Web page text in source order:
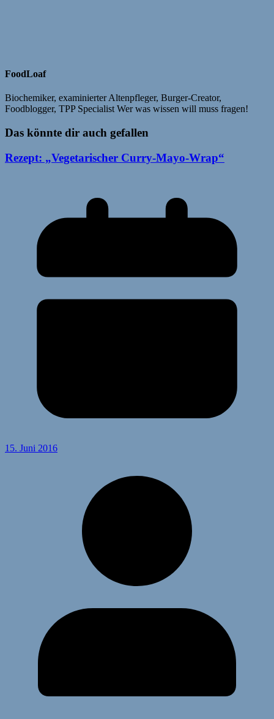
FoodLoaf
Biochemiker, examinierter Altenpfleger, Burger-Creator,
Foodblogger, TPP Specialist Wer was wissen will muss fragen!
Das könnte dir auch gefallen
Rezept: „Vegetarischer Curry-Mayo-Wrap“
15. Juni 2016